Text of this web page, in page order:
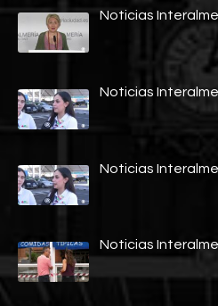
Noticias
Noticias
Noticias
Noticias